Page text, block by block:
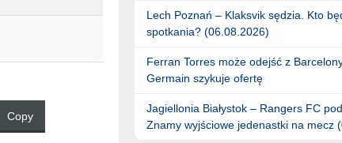
Copy
Lech Poznań – Klaksvik sędzia. Kto
spotkania? (06.08.2026)
Ferran Torres może odejść z
Germain szykuje ofertę
Jagiellonia Białystok – Rangers FC
Znamy wyjściowe jedenastki na mecz